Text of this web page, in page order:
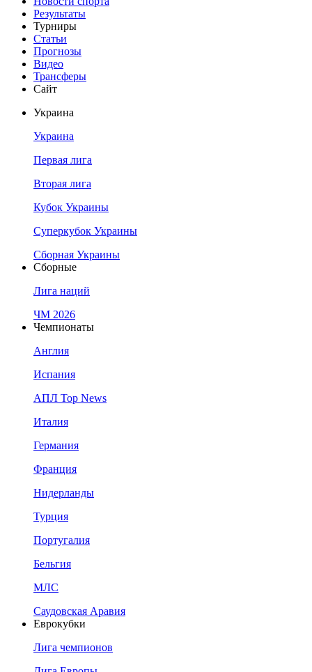
Результаты
Турниры
Статьи
Прогнозы
Видео
Трансферы
Сайт
Украина
Украина
Первая лига
Вторая лига
Кубок Украины
Суперкубок Украины
Сборная Украины
Сборные
Лига наций
ЧМ 2026
Чемпионаты
Англия
Испания
АПЛ Top News
Италия
Германия
Франция
Нидерланды
Турция
Португалия
Бельгия
МЛС
Саудовская Аравия
Еврокубки
Лига чемпионов